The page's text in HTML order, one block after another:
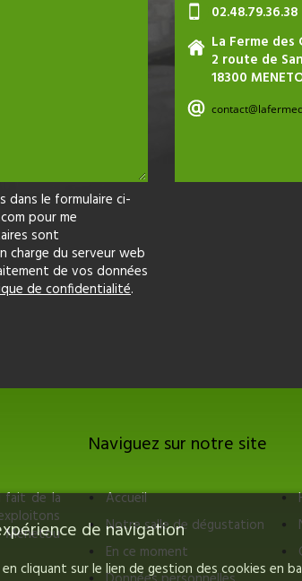
dans le formulaire ci-
pour me
sont
charge du serveur web
de vos données
de confidentialité.
02.48.79.36.38
La Ferme des
2 route de
18300
fait de la
Ménetou
Naviguez sur notre site
Accueil
Notre salle de dégustation
En ce moment
de navigation
cliquant sur le lien de gestion des cookies en